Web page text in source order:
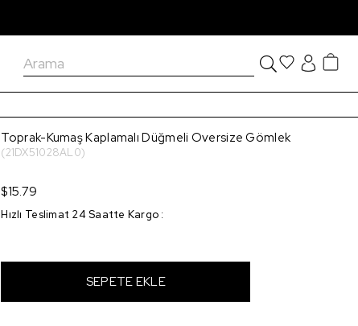
Toprak-Kumaş Kaplamalı Düğmeli Oversize Gömlek
(21DX51028AL0)
$15.79
Hızlı Teslimat 24 Saatte Kargo :